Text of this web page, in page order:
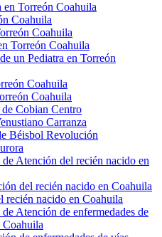
en Torreón Coahuila
Coahuila
Coahuila
Torreón Coahuila
un Pediatra en Torreón
Coahuila
Coahuila
Cobian Centro
Carranza
Béisbol Revolución
Atención del recién nacido en
del recién nacido en Coahuila
recién nacido en Coahuila
Atención de enfermedades de
Coahuila